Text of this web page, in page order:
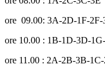
ore 09.00: 3A-2D-1F-2F-
ore 10.00 : 1B-1D-3D-
ore 11.00 : 2A-2B-3B-